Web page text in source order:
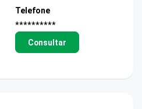
Telefone
**********
Consultar